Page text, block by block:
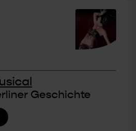
Geschichte